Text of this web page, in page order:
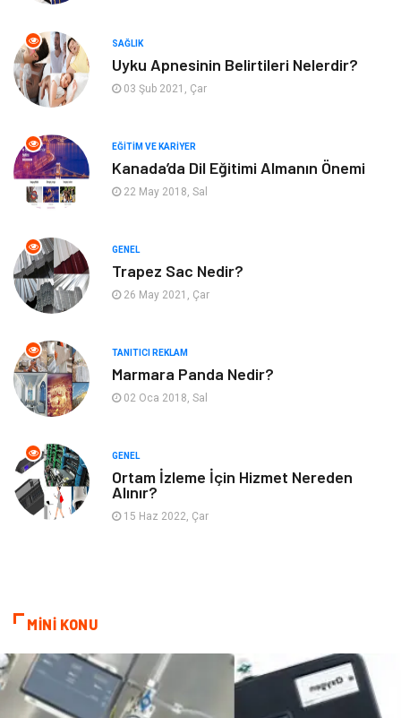
Emlak
Bilgisayar & Yazılım
Finans ve Yönetim Gayrimenkul
Anne Çocuk Müzik
Tekstil
Ev İşleri
Lojistik
Bitkisel Ürünler
Spor Malzemeleri
SAĞLIK
Uyku Apnesinin Belirtileri Nelerdir?
03 Şub 2021, Çar
EĞITIM VE KARIYER
Kanada’da Dil Eğitimi Almanın Önemi
22 May 2018, Sal
GENEL
Trapez Sac Nedir?
26 May 2021, Çar
TANITICI REKLAM
Marmara Panda Nedir?
02 Oca 2018, Sal
GENEL
Ortam İzleme İçin Hizmet Nereden
Alınır?
15 Haz 2022, Çar
MİNİ KONU